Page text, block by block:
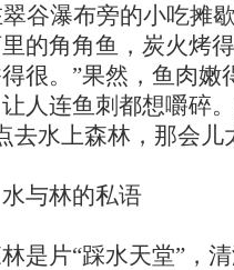
谷瀑布旁的小吃摊
的角角鱼，炭火烤
很。”果然，鱼肉
人连鱼刺都想嚼碎
去水上森林，那会
与林的私语
是片“踩水天堂”，